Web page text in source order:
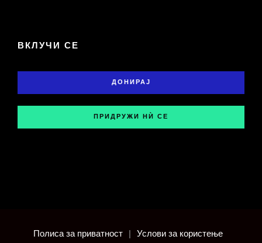
ВКЛУЧИ СЕ
ДОНИРАЈ
ПРИДРУЖИ НЍ СЕ
Полиса за приватност | Услови за користење